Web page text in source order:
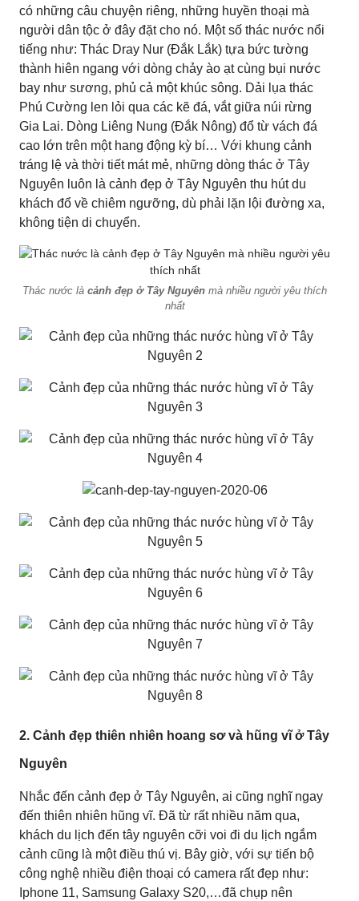
có những câu chuyện riêng, những huyền thoại mà
người dân tộc ở đây đặt cho nó. Một số thác nước nổi
tiếng như: Thác Dray Nur (Đắk Lắk) tựa bức tường
thành hiên ngang với dòng chảy ào ạt cùng bụi nước
bay như sương, phủ cả một khúc sông. Dải lụa thác
Phú Cường len lỏi qua các kẽ đá, vắt giữa núi rừng
Gia Lai. Dòng Liêng Nung (Đắk Nông) đổ từ vách đá
cao lớn trên một hang động kỳ bí… Với khung cảnh
tráng lệ và thời tiết mát mẻ, những dòng thác ở Tây
Nguyên luôn là cảnh đẹp ở Tây Nguyên thu hút du
khách đổ về chiêm ngưỡng, dù phải lặn lội đường xa,
không tiện di chuyển.
Thác nước là cảnh đẹp ở Tây Nguyên mà nhiều người yêu thích
nhất
2. Cảnh đẹp thiên nhiên hoang sơ và hũng vĩ ở Tây
Nguyên
Nhắc đến cảnh đẹp ở Tây Nguyên, ai cũng nghĩ ngay
đến thiên nhiên hũng vĩ. Đã từ rất nhiều năm qua,
khách du lịch đến tây nguyên cỡi voi đi du lịch ngắm
cảnh cũng là một điều thú vị. Bây giờ, với sự tiến bộ
công nghệ nhiều điện thoại có camera rất đẹp như:
Iphone 11, Samsung Galaxy S20,…đã chụp nên